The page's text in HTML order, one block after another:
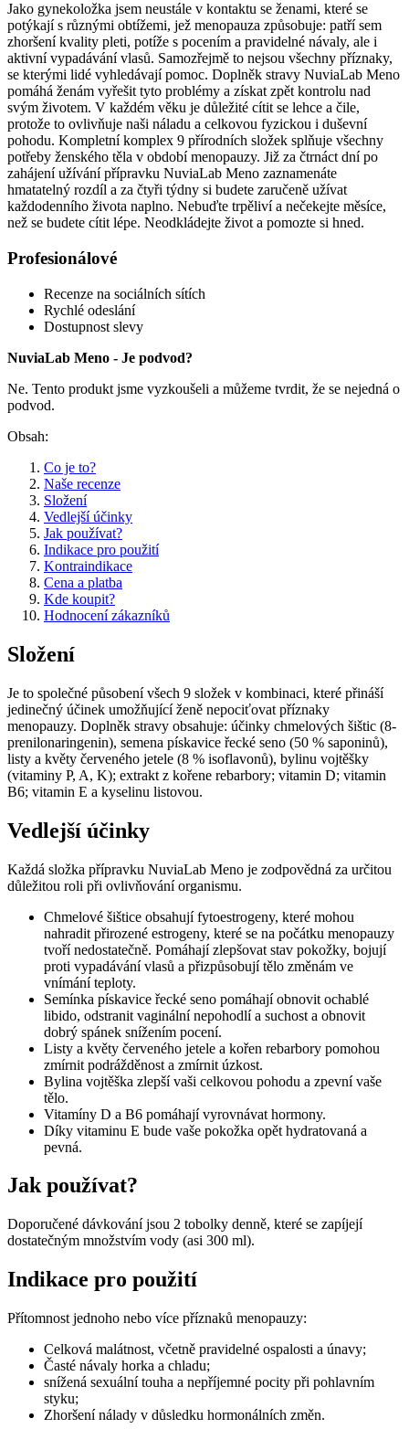
Jako gynekoložka jsem neustále v kontaktu se ženami, které se
potýkají s různými obtížemi, jež menopauza způsobuje: patří sem
zhoršení kvality pleti, potíže s pocením a pravidelné návaly, ale i
aktivní vypadávání vlasů. Samozřejmě to nejsou všechny příznaky,
se kterými lidé vyhledávají pomoc. Doplněk stravy NuviaLab Meno
pomáhá ženám vyřešit tyto problémy a získat zpět kontrolu nad
svým životem. V každém věku je důležité cítit se lehce a čile,
protože to ovlivňuje naši náladu a celkovou fyzickou i duševní
pohodu. Kompletní komplex 9 přírodních složek splňuje všechny
potřeby ženského těla v období menopauzy. Již za čtrnáct dní po
zahájení užívání přípravku NuviaLab Meno zaznamenáte
hmatatelný rozdíl a za čtyři týdny si budete zaručeně užívat
každodenního života naplno. Nebuďte trpěliví a nečekejte měsíce,
než se budete cítit lépe. Neodkládejte život a pomozte si hned.
Profesionálové
Recenze na sociálních sítích
Rychlé odeslání
Dostupnost slevy
NuviaLab Meno - Je podvod?
Ne. Tento produkt jsme vyzkoušeli a můžeme tvrdit, že se nejedná o
podvod.
Obsah:
Co je to?
Naše recenze
Složení
Vedlejší účinky
Jak používat?
Indikace pro použití
Kontraindikace
Cena a platba
Kde koupit?
Hodnocení zákazníků
Složení
Je to společné působení všech 9 složek v kombinaci, které přináší
jedinečný účinek umožňující ženě nepociťovat příznaky
menopauzy. Doplněk stravy obsahuje: účinky chmelových šištic (8-
prenilonaringenin), semena pískavice řecké seno (50 % saponinů),
listy a květy červeného jetele (8 % isoflavonů), bylinu vojtěšky
(vitaminy P, A, K); extrakt z kořene rebarbory; vitamin D; vitamin
B6; vitamin E a kyselinu listovou.
Vedlejší účinky
Každá složka přípravku NuviaLab Meno je zodpovědná za určitou
důležitou roli při ovlivňování organismu.
Chmelové šištice obsahují fytoestrogeny, které mohou
nahradit přirozené estrogeny, které se na počátku menopauzy
tvoří nedostatečně. Pomáhají zlepšovat stav pokožky, bojují
proti vypadávání vlasů a přizpůsobují tělo změnám ve
vnímání teploty.
Semínka pískavice řecké seno pomáhají obnovit ochablé
libido, odstranit vaginální nepohodlí a suchost a obnovit
dobrý spánek snížením pocení.
Listy a květy červeného jetele a kořen rebarbory pomohou
zmírnit podrážděnost a zmírnit úzkost.
Bylina vojtěška zlepší vaši celkovou pohodu a zpevní vaše
tělo.
Vitamíny D a B6 pomáhají vyrovnávat hormony.
Díky vitaminu E bude vaše pokožka opět hydratovaná a
pevná.
Jak používat?
Doporučené dávkování jsou 2 tobolky denně, které se zapíjejí
dostatečným množstvím vody (asi 300 ml).
Indikace pro použití
Přítomnost jednoho nebo více příznaků menopauzy:
Celková malátnost, včetně pravidelné ospalosti a únavy;
Časté návaly horka a chladu;
snížená sexuální touha a nepříjemné pocity při pohlavním
styku;
Zhoršení nálady v důsledku hormonálních změn.